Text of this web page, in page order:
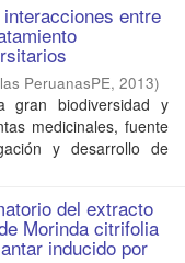
entre
PeruanasPE, 2013)
biodiversidad y
medicinales, fuente
y desarrollo de
del extracto
Morinda citrifolia
inducido por